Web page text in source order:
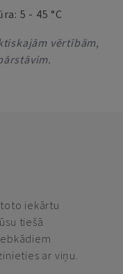
5 - 45 °C
vērtībām,
iekārtu
tiešā
ar viņu.